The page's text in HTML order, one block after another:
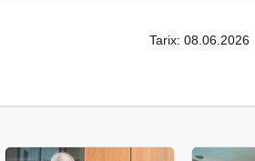
Tarix: 08.06.2026